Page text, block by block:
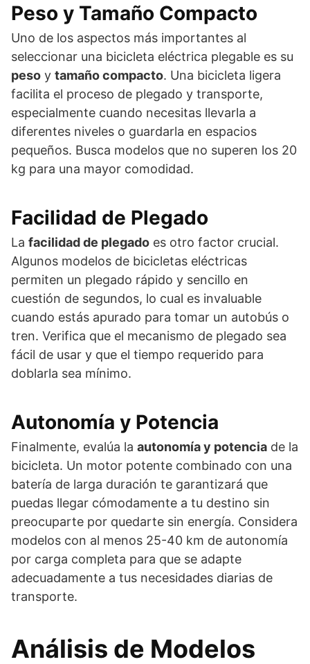
Peso y Tamaño Compacto
Uno de los aspectos más importantes al
seleccionar una bicicleta eléctrica plegable es su
peso y tamaño compacto. Una bicicleta ligera
facilita el proceso de plegado y transporte,
especialmente cuando necesitas llevarla a
diferentes niveles o guardarla en espacios
pequeños. Busca modelos que no superen los 20
kg para una mayor comodidad.
Facilidad de Plegado
La facilidad de plegado es otro factor crucial.
Algunos modelos de bicicletas eléctricas
permiten un plegado rápido y sencillo en
cuestión de segundos, lo cual es invaluable
cuando estás apurado para tomar un autobús o
tren. Verifica que el mecanismo de plegado sea
fácil de usar y que el tiempo requerido para
doblarla sea mínimo.
Autonomía y Potencia
Finalmente, evalúa la autonomía y potencia de la
bicicleta. Un motor potente combinado con una
batería de larga duración te garantizará que
puedas llegar cómodamente a tu destino sin
preocuparte por quedarte sin energía. Considera
modelos con al menos 25-40 km de autonomía
por carga completa para que se adapte
adecuadamente a tus necesidades diarias de
transporte.
Análisis de Modelos